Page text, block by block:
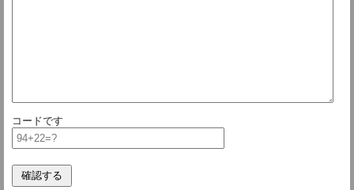
コードです